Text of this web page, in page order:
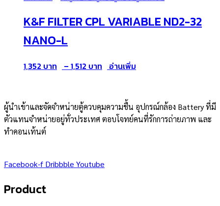
through
K&F FILTER CPL VARIABLE ND2-32
NANO-L
1,352 – 1,512
Price
through
1,512 ฿
อ่านเพิ่ม
ผู้นำเข้าและจัดจำหน่ายตู้ควบคุมความชื้น อุปกรณ์กล้อง Battery ที่มี
ตัวแทนจำหน่ายอยู่ทั่วประเทศ ตอบโจทย์คนที่รักการถ่ายภาพ และ
ทำคอนเท้นต์
Facebook-f Dribbble Youtube
Product